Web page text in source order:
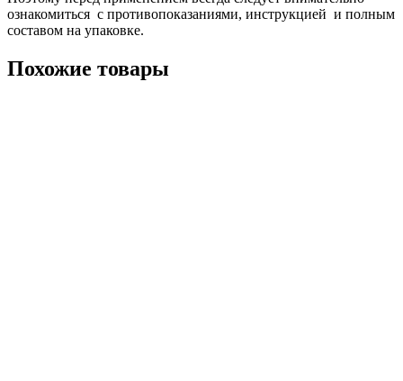
ознакомиться с противопоказаниями, инструкцией и полным
составом на упаковке.
Похожие товары